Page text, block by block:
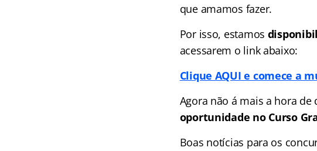
que amamos fazer.
Por isso, estamos
acessarem o link abaixo:
Clique AQUI e comece a
Agora não á mais a hora
oportunidade no Curso
Boas notícias para os